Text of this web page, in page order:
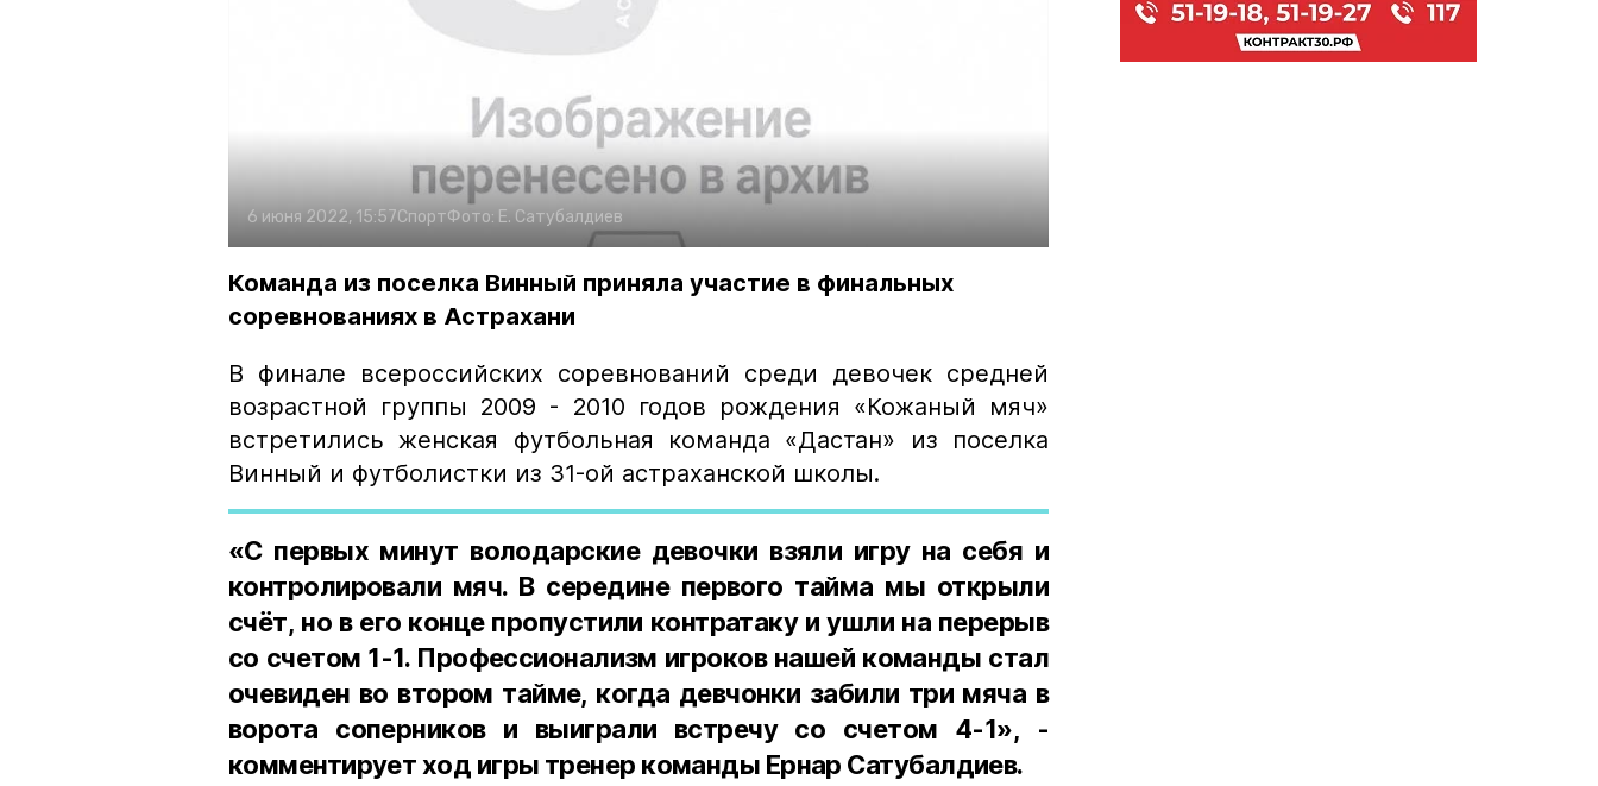
6 июня 2022, 15:57СпортФото: Е. Сатубалдиев
Команда из поселка Винный приняла участие в финальных
соревнованиях в Астрахани
В финале всероссийских соревнований среди девочек средней
возрастной группы 2009 - 2010 годов рождения «Кожаный мяч»
встретились женская футбольная команда «Дастан» из поселка
Винный и футболистки из 31-ой астраханской школы.
«С первых минут володарские девочки взяли игру на себя и
контролировали мяч. В середине первого тайма мы открыли
счёт, но в его конце пропустили контратаку и ушли на перерыв
со счетом 1-1. Профессионализм игроков нашей команды стал
очевиден во втором тайме, когда девчонки забили три мяча в
ворота соперников и выиграли встречу со счетом 4-1», -
комментирует ход игры тренер команды Ернар Сатубалдиев.